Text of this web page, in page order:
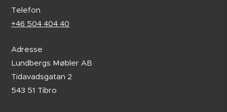
Telefon
+46 504 404 40
Adresse
Lundbergs Møbler AB
Tidavadsgatan 2
543 51 Tibro